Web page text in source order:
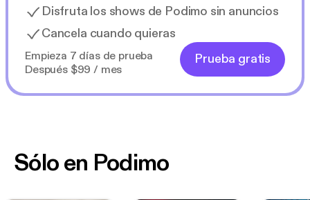
Disfruta los shows de Podimo sin anuncios
Cancela cuando quieras
Empieza 7 días de prueba
Después $99 / mes
Prueba gratis
Sólo en Podimo